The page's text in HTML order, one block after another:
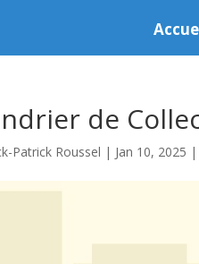
de
Patrick Roussel | Jan 10, 2025